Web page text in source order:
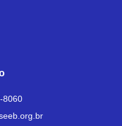
8060